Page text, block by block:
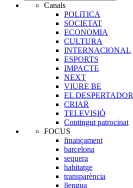
Canals
POLíTICA
SOCIETAT
ECONOMIA
CULTURA
INTERNACIONAL
ESPORTS
IMPACTE
NEXT
VIURE BE
EL DESPERTADOR
CRIAR
TELEVISIÓ
Contingut patrocinat
FOCUS
finançament
barcelona
sequera
habitatge
transparència
llengua